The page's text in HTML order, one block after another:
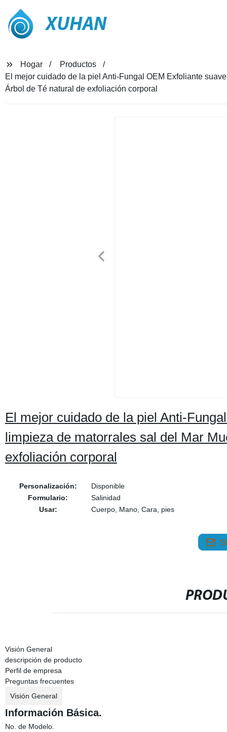
XUHAN
Hogar
Productos
El mejor cuidado de la piel Anti-Fungal OEM Exfoliante
Árbol de Té natural de exfoliación corporal
El mejor cuidado de la piel Anti-
limpieza de matorrales sal del Mar
exfoliación corporal
Personalización:
Disponible
Formulario:
Salinidad
Usar:
Cuerpo, Mano, Cara, pies
Visión General
descripción de producto
Perfil de empresa
Preguntas frecuentes
Visión General
Información Básica.
No. de Modelo.